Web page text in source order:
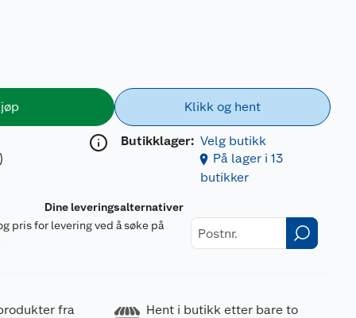
Klikk og hent
Butikklager: Velg butikk
På lager i 13
butikker
Dine leveringsalternativer
pris for levering ved å søke på
fra
Hent i butikk etter bare to